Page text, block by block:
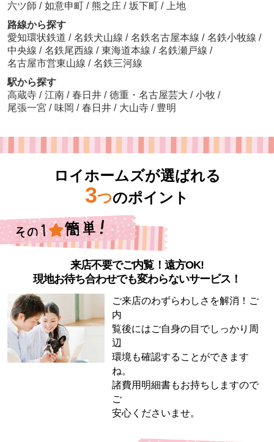
六ツ師 / 如意申町 / 熊之庄 / 坂下町 /
上地
路線から探す
愛知環状鉄道 / 名鉄犬山線 / 名鉄名古屋本線 / 名鉄小牧線 /
中央線 / 名鉄尾西線 / 東海道本線 / 名鉄瀬戸線 /
名古屋市営東山線 / 名鉄三河線
駅から探す
高蔵寺 / 江南 / 春日井 / 徳重・名古屋芸大 / 小牧 /
尾張一宮 / 味岡 / 春日井 / 大山寺 / 豊明
ロイホームズが選ばれる
3つのポイント
来店不要でご内覧！遠方OK!
現地お待ち合わせでも変わらないサービス！
ご来店のわずらわしさを解消！ご
内
覧後にはご自身の目でしっかり周
辺
環境も確認することができます
ね。
諸費用明細書もお持ちしますので
ご
安心くださいませ。